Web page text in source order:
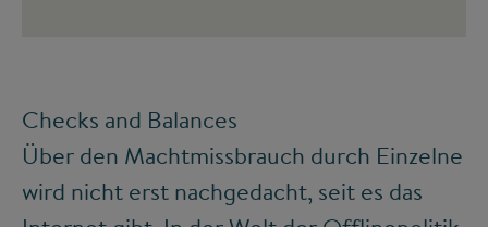
Checks and Balances
Über den Machtmissbrauch durch Einzelne
wird nicht erst nachgedacht, seit es das